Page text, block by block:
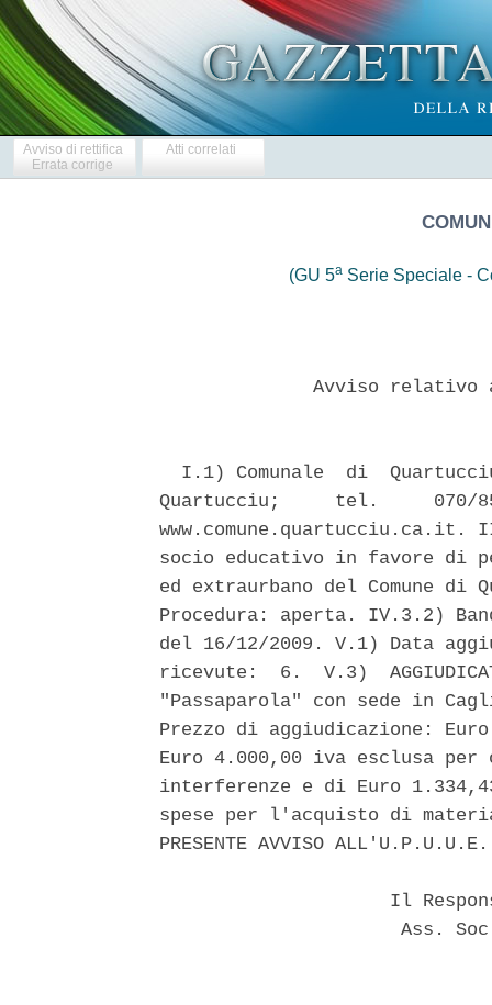
Avviso di rettifica
Errata corrige
Atti correlati
(GU 5a Serie Speciale -
Avviso
I.1) Comunale  di
Quartucciu;     tel.     070/
socio educativo in favore di
ed extraurbano del Comune di
Procedura: aperta. IV.3.2)
del 16/12/2009. V.1) Data
ricevute:  6.  V.3)
"Passaparola" con sede in
Prezzo di aggiudicazione:
Euro 4.000,00 iva esclusa
interferenze e di Euro
spese per l'acquisto di
PRESENTE AVVISO
Il
Ass.